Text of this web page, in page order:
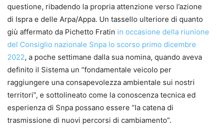
questione, ribadendo la propria attenzione verso l’azione
di Ispra e delle Arpa/Appa. Un tassello ulteriore di quanto
giù affermato da Pichetto Fratin in occasione della riunione
del Consiglio nazionale Snpa lo scorso primo dicembre
2022, a poche settimane dalla sua nomina, quando aveva
definito il Sistema un “fondamentale veicolo per
raggiungere una consapevolezza ambientale sui nostri
territori”, e sottolineato come la conoscenza tecnica ed
esperienza di Snpa possano essere “la catena di
trasmissione di nuovi percorsi di cambiamento”.